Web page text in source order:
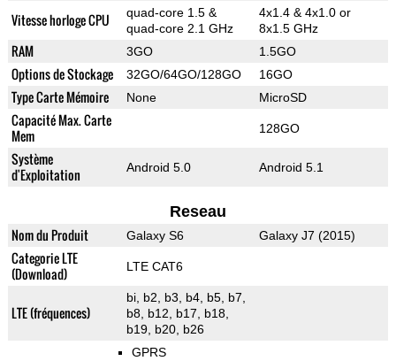
Vitesse horloge CPU
quad-core 1.5 &
quad-core 2.1 GHz
4x1.4 & 4x1.0 or
8x1.5 GHz
RAM 3GO 1.5GO
Options de Stockage 32GO/64GO/128GO 16GO
Type Carte Mémoire None MicroSD
Capacité Max. Carte
Mem
128GO
Système
d'Exploitation
Android 5.0 Android 5.1
Reseau
Nom du Produit Galaxy S6 Galaxy J7 (2015)
Categorie LTE
(Download)
LTE CAT6
LTE (fréquences)
bi, b2, b3, b4, b5, b7,
b8, b12, b17, b18,
b19, b20, b26
GPRS